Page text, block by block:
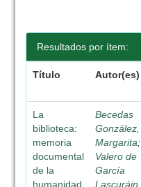
Resultados por ítem:
Título Autor(es)
La
biblioteca:
memoria
documental
de la
humanidad
Becedas
González,
Margarita;
Valero de
García
Lascuráin,